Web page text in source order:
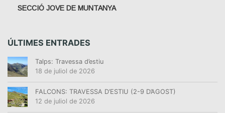
SECCIÓ JOVE DE MUNTANYA
ÚLTIMES ENTRADES
Talps: Travessa d’estiu
18 de juliol de 2026
FALCONS: TRAVESSA D’ESTIU (2-9 D’AGOST)
12 de juliol de 2026